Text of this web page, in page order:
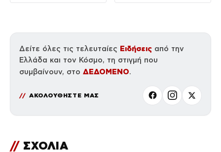
Δείτε όλες τις τελευταίες Ειδήσεις από την
Ελλάδα και τον Κόσμο, τη στιγμή που
συμβαίνουν, στο ΔΕΔΟΜΕΝΟ.
ΑΚΟΛΟΥΘΗΣΤΕ ΜΑΣ
// ΣΧΟΛΙΑ